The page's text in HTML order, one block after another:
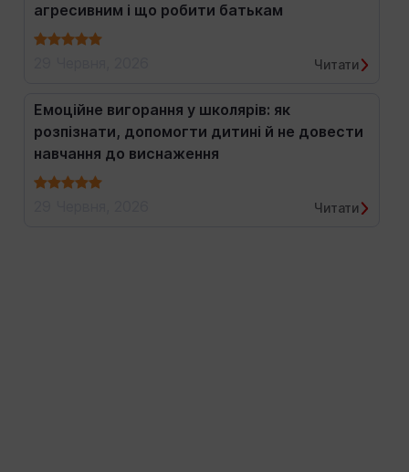
агресивним і що робити батькам
Читати
Емоційне вигорання у школярів: як
розпізнати, допомогти дитині й не довести
навчання до виснаження
Читати